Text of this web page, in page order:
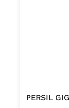
PERSIL